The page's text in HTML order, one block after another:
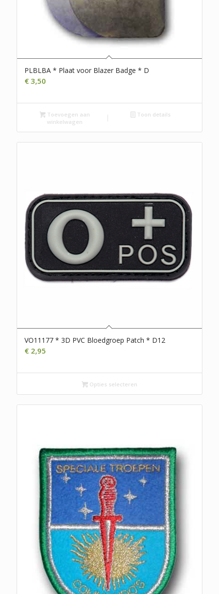
PLBLBA * Plaat voor Blazer Badge * D
€3,50
Toevoegen aan
winkelwagen
Toon details
VO11177 * 3D PVC Bloedgroep Patch * D12
€2,95
Opties selecteren